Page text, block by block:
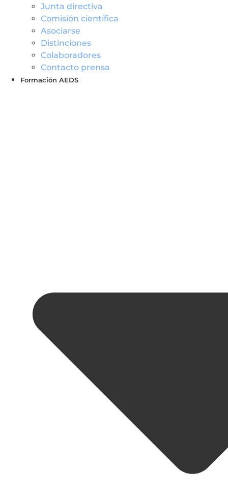
Junta directiva
Comisión científica
Asociarse
Distinciones
Colaboradores
Contacto prensa
Formación AEDS